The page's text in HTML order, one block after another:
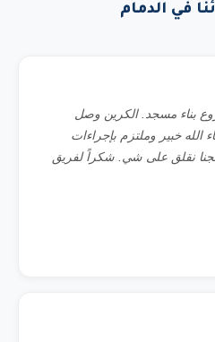
في الدمام
50 طن لمشروع بناء مسجد. الكرين وصل
خبير وملتزم بإجراءات
نقلق على شي. شكراً لفريق